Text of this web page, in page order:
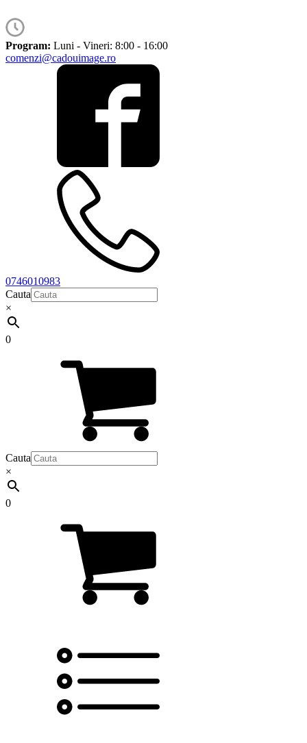
Program: Luni - Vineri: 8:00 - 16:00
comenzi@cadouimage.ro
0746010983
Cauta
×
0
Cauta
×
0